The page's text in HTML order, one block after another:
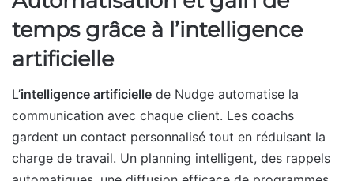
temps grâce à l’intelligence
artificielle
L’intelligence artificielle de Nudge automatise la
communication avec chaque client. Les coachs
gardent un contact personnalisé tout en réduisant la
charge de travail. Un planning intelligent, des rappels